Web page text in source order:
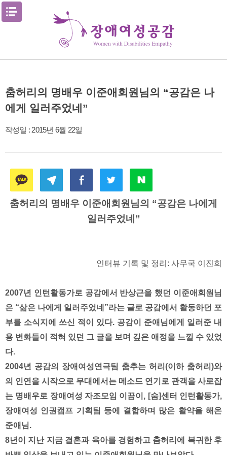
Skip
춤허리의 명배우 이준애회원님의 “공감은 나
에게 일러주었네”
작성일 : 2015년 6월 22일
춤허리의 명배우 이준애회원님의 “공감은 나에게
일러주었네”
인터뷰 기록 및 정리: 사무국 이진희
2007년 인턴활동가로 공감에서 반상근을 했던 이준애회원님
은 “삶은 나에게 일러주었네”라는 글로 공감에서 활동하던 포
부를 소식지에 쓰신 적이 있다. 공감이 준애님에게 일러준 내
용 변화들이 적혀 있던 그 글을 보며 깊은 애정을 느낄 수 있었
다.
2004년 공감의 장애여성연극팀 춤추는 허리(이하 춤허리)와
의 인연을 시작으로 무대에서는 메소드 연기로 관객을 사로잡
는 명배우로 장애여성 자조모임 이끔이, [숨]센터 인턴활동가,
장애여성 인권캠프 기획팀 등에 결합하며 많은 활약을 해온
준애님.
8년이 지난 지금 결혼과 육아를 경험하고 춤허리에 복귀한 후